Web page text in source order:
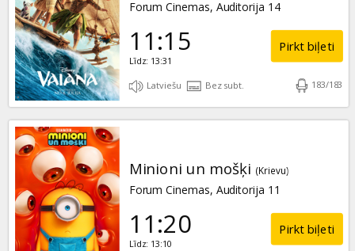
Forum Cinemas, Auditorija 14
11:15
Līdz: 13:31
Pirkt biļeti
Latviešu Bez subt. 183/183
Minioni un mošķi (Krievu)
Forum Cinemas, Auditorija 11
11:20
Līdz: 13:10
Pirkt biļeti